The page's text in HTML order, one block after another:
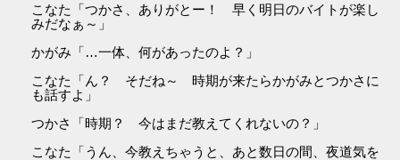
こなた「つかさ、ありがとー！ 早く明日のバイトが楽し
みだなぁ～」
かがみ「…一体、何があったのよ？」
こなた「ん？ そだね～ 時期が来たらかがみとつかさに
も話すよ」
つかさ「時期？ 今はまだ教えてくれないの？」
こなた「うん、今教えちゃうと、あと数日の間、夜道気を